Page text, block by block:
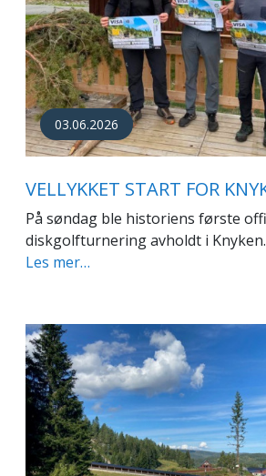
03.06.2026
VELLYKKET START FOR
På søndag ble historiens første
diskgolfturnering avholdt i Knyken.
Les mer…